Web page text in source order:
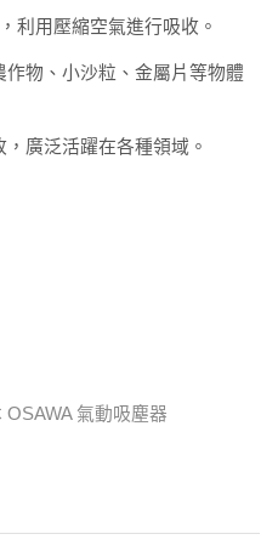
利用壓縮空氣進行吸收 。
物、小沙粒、金屬片等物體
廣泛活躍在各種領域。
OSAWA 氣動吸塵器